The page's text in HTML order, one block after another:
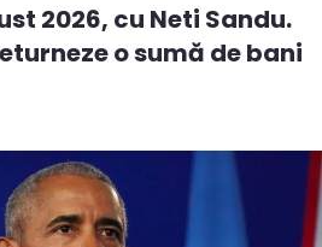
2026, cu Neti Sandu.
o sumă de bani